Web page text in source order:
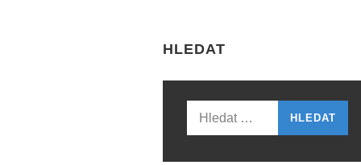
HLEDAT
Vyhledávání